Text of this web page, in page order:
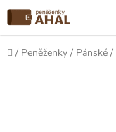
Přejít
na
obsah
Domů
/ Peněženky / Pánské /